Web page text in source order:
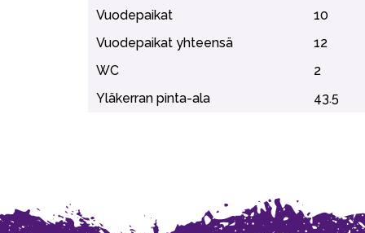
Vuodepaikat
10
Vuodepaikat yhteensä
12
WC
2
Yläkerran pinta-ala
43.5